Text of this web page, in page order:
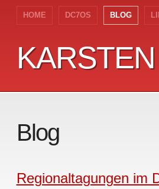
HOME DC7OS BLOG
Blog
Regionaltagungen im